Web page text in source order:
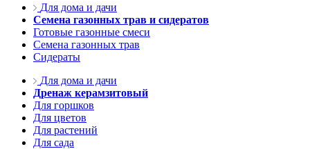
Для дома и дачи
Семена газонных трав и сидератов
Готовые газонные смеси
Семена газонных трав
Сидераты
Для дома и дачи
Дренаж керамзитовый
Для горшков
Для цветов
Для растений
Для сада